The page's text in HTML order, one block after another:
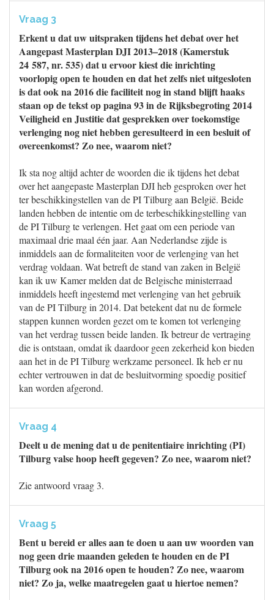
Vraag 3
Erkent u dat uw uitspraken tijdens het debat over het
Aangepast Masterplan DJI 2013–2018 (Kamerstuk
24 587, nr. 535) dat u ervoor kiest die inrichting
voorlopig open te houden en dat het zelfs niet uitgesloten
is dat ook na 2016 die faciliteit nog in stand blijft haaks
staan op de tekst op pagina 93 in de Rijksbegroting 2014
Veiligheid en Justitie dat gesprekken over toekomstige
verlenging nog niet hebben geresulteerd in een besluit of
overeenkomst? Zo nee, waarom niet?
Ik sta nog altijd achter de woorden die ik tijdens het debat
over het aangepaste Masterplan DJI heb gesproken over het
ter beschikkingstellen van de PI Tilburg aan België. Beide
landen hebben de intentie om de terbeschikkingstelling van
de PI Tilburg te verlengen. Het gaat om een periode van
maximaal drie maal één jaar. Aan Nederlandse zijde is
inmiddels aan de formaliteiten voor de verlenging van het
verdrag voldaan. Wat betreft de stand van zaken in België
kan ik uw Kamer melden dat de Belgische ministerraad
inmiddels heeft ingestemd met verlenging van het gebruik
van de PI Tilburg in 2014. Dat betekent dat nu de formele
stappen kunnen worden gezet om te komen tot verlenging
van het verdrag tussen beide landen. Ik betreur de vertraging
die is ontstaan, omdat ik daardoor geen zekerheid kon bieden
aan het in de PI Tilburg werkzame personeel. Ik heb er nu
echter vertrouwen in dat de besluitvorming spoedig positief
kan worden afgerond.
Vraag 4
Deelt u de mening dat u de penitentiaire inrichting (PI)
Tilburg valse hoop heeft gegeven? Zo nee, waarom niet?
Zie antwoord vraag 3.
Vraag 5
Bent u bereid er alles aan te doen u aan uw woorden van
nog geen drie maanden geleden te houden en de PI
Tilburg ook na 2016 open te houden? Zo nee, waarom
niet? Zo ja, welke maatregelen gaat u hiertoe nemen?